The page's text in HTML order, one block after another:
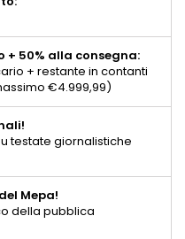
+ 50% alla consegna:
+ restante in contanti
€4.999,99)
testate giornalistiche
Mepa!
della pubblica